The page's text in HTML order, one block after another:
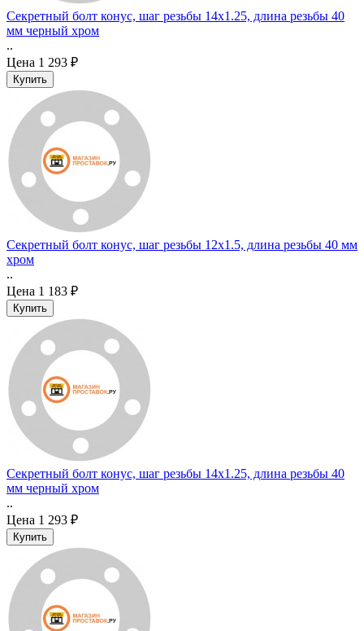
Секретный болт конус, шаг резьбы 14x1.25, длина резьбы 40
мм черный хром
..
Цена 1 293 ₽
Секретный болт конус, шаг резьбы 12x1.5, длина резьбы 40 мм
хром
..
Цена 1 183 ₽
Секретный болт конус, шаг резьбы 14x1.25, длина резьбы 40
мм черный хром
..
Цена 1 293 ₽